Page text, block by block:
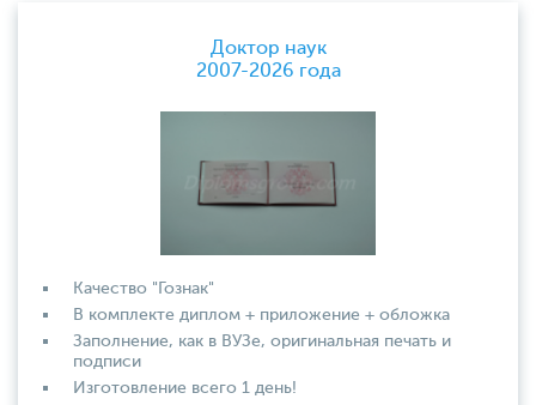
Доктор наук
2007-2026 года
Качество "Гознак"
В комплекте диплом + приложение + обложка
Заполнение, как в ВУЗе, оригинальная печать и
подписи
Изготовление всего 1 день!